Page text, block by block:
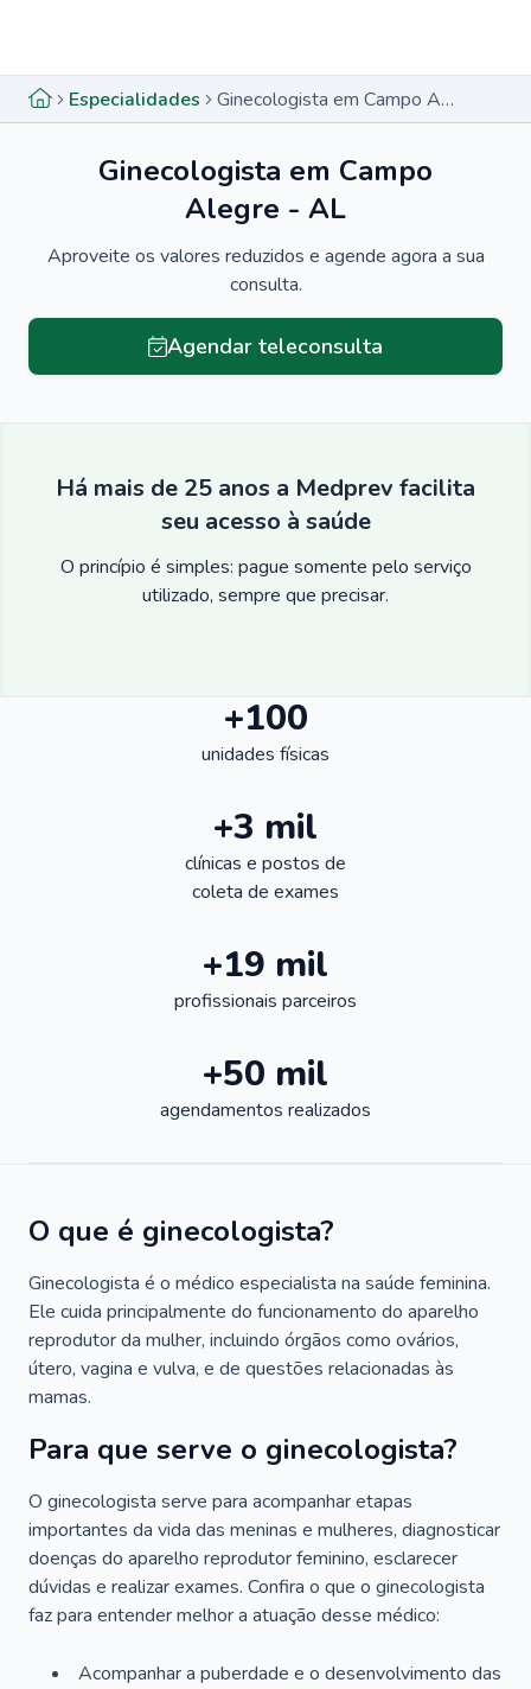
Especialidades Ginecologista em Campo Alegre - AL
Ginecologista em Campo
Alegre - AL
Aproveite os valores reduzidos e agende agora a sua
consulta.
Agendar teleconsulta
Há mais de 25 anos a Medprev facilita
seu acesso à saúde
O princípio é simples: pague somente pelo serviço
utilizado, sempre que precisar.
+100
unidades físicas
+3 mil
clínicas e postos de
coleta de exames
+19 mil
profissionais parceiros
+50 mil
agendamentos realizados
O que é ginecologista?
Ginecologista é o médico especialista na saúde feminina.
Ele cuida principalmente do funcionamento do aparelho
reprodutor da mulher, incluindo órgãos como ovários,
útero, vagina e vulva, e de questões relacionadas às
mamas.
Para que serve o ginecologista?
O ginecologista serve para acompanhar etapas
importantes da vida das meninas e mulheres, diagnosticar
doenças do aparelho reprodutor feminino, esclarecer
dúvidas e realizar exames. Confira o que o ginecologista
faz para entender melhor a atuação desse médico:
Acompanhar a puberdade e o desenvolvimento das